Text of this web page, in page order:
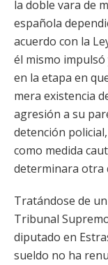
la doble vara de
española
acuerdo con la
él mismo
en la etapa en
mera existencia
agresión a su
detención
como medida
determinara otra
Tratándose de
Tribunal
diputado en
sueldo no ha